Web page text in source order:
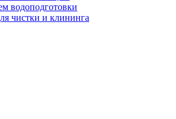
водоподготовки
чистки и клининга